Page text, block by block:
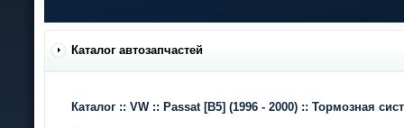
Каталог автозапчастей
Каталог :: VW:: Passat [B5] (1996 - 2000) :: Тормозная